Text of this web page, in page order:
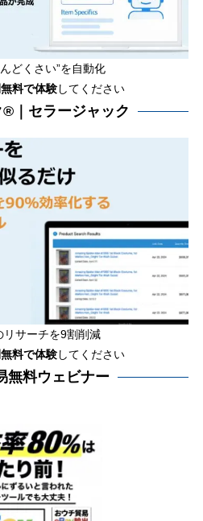
どくさい”を自動化
料で体験してください
｜セラージャック
リサーチを9割削減
無料で体験してください
無料ウェビナー